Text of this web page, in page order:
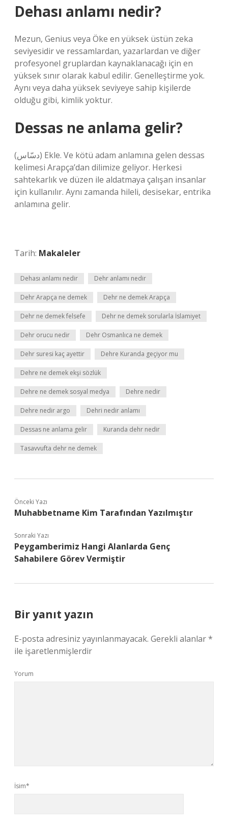
Dehası anlamı nedir?
Mezun, Genius veya Öke en yüksek üstün zeka
seviyesidir ve ressamlardan, yazarlardan ve diğer
profesyonel gruplardan kaynaklanacağı için en
yüksek sınır olarak kabul edilir. Genelleştirme yok.
Aynı veya daha yüksek seviyeye sahip kişilerde
olduğu gibi, kimlik yoktur.
Dessas ne anlama gelir?
(ﺩﺳّﺎﺱ) Ekle. Ve kötü adam anlamına gelen dessas
kelimesi Arapça’dan dilimize geliyor. Herkesi
sahtekarlık ve düzen ile aldatmaya çalışan insanlar
için kullanılır. Aynı zamanda hileli, desisekar, entrika
anlamına gelir.
Tarih: Makaleler
Dehası anlamı nedir Dehr anlamı nedir
Dehr Arapça ne demek Dehr ne demek Arapça
Dehr ne demek felsefe Dehr ne demek sorularla İslamiyet
Dehr orucu nedir Dehr Osmanlıca ne demek
Dehr suresi kaç ayettir Dehre Kuranda geçiyor mu
Dehre ne demek ekşi sözlük
Dehre ne demek sosyal medya Dehre nedir
Dehre nedir argo Dehri nedir anlamı
Dessas ne anlama gelir Kuranda dehr nedir
Tasavvufta dehr ne demek
Önceki Yazı
Muhabbetname Kim Tarafından Yazılmıştır
Sonraki Yazı
Peygamberimiz Hangi Alanlarda Genç
Sahabilere Görev Vermiştir
Bir yanıt yazın
E-posta adresiniz yayınlanmayacak. Gerekli alanlar*
ile işaretlenmişlerdir
Yorum
İsim*